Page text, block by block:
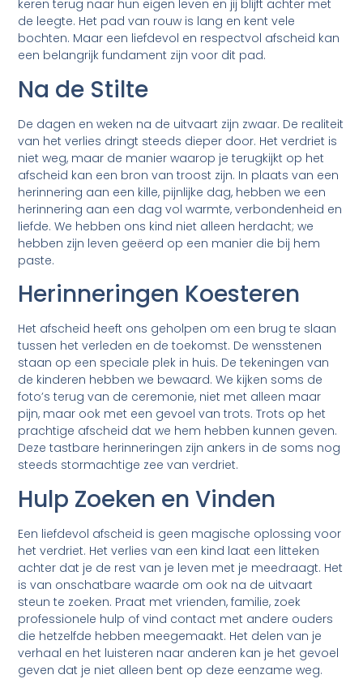
keren terug naar hun eigen leven en jij blijft achter met
de leegte. Het pad van rouw is lang en kent vele
bochten. Maar een liefdevol en respectvol afscheid kan
een belangrijk fundament zijn voor dit pad.
Na de Stilte
De dagen en weken na de uitvaart zijn zwaar. De realiteit
van het verlies dringt steeds dieper door. Het verdriet is
niet weg, maar de manier waarop je terugkijkt op het
afscheid kan een bron van troost zijn. In plaats van een
herinnering aan een kille, pijnlijke dag, hebben we een
herinnering aan een dag vol warmte, verbondenheid en
liefde. We hebben ons kind niet alleen herdacht; we
hebben zijn leven geëerd op een manier die bij hem
paste.
Herinneringen Koesteren
Het afscheid heeft ons geholpen om een brug te slaan
tussen het verleden en de toekomst. De wensstenen
staan op een speciale plek in huis. De tekeningen van
de kinderen hebben we bewaard. We kijken soms de
foto’s terug van de ceremonie, niet met alleen maar
pijn, maar ook met een gevoel van trots. Trots op het
prachtige afscheid dat we hem hebben kunnen geven.
Deze tastbare herinneringen zijn ankers in de soms nog
steeds stormachtige zee van verdriet.
Hulp Zoeken en Vinden
Een liefdevol afscheid is geen magische oplossing voor
het verdriet. Het verlies van een kind laat een litteken
achter dat je de rest van je leven met je meedraagt. Het
is van onschatbare waarde om ook na de uitvaart
steun te zoeken. Praat met vrienden, familie, zoek
professionele hulp of vind contact met andere ouders
die hetzelfde hebben meegemaakt. Het delen van je
verhaal en het luisteren naar anderen kan je het gevoel
geven dat je niet alleen bent op deze eenzame weg.